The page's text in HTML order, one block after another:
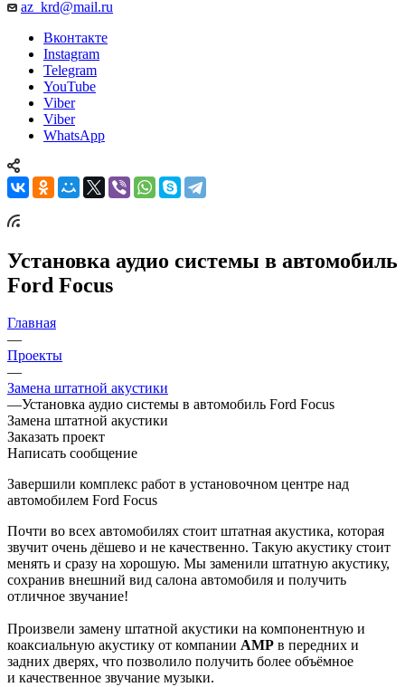
az_krd@mail.ru
Вконтакте
Instagram
Telegram
YouTube
Viber
Viber
WhatsApp
Установка аудио системы в автомобиль
Ford Focus
Главная
—
Проекты
—
Замена штатной акустики
—Установка аудио системы в автомобиль Ford Focus
Замена штатной акустики
Заказать проект
Написать сообщение
Завершили комплекс работ в установочном центре над
автомобилем Ford Focus
Почти во всех автомобилях стоит штатная акустика, которая
звучит очень дёшево и не качественно. Такую акустику стоит
менять и сразу на хорошую. Мы заменили штатную акустику,
сохранив внешний вид салона автомобиля и получить
отличное звучание!
Произвели замену штатной акустики на компонентную и
коаксиальную акустику от компании AMP в передних и
задних дверях, что позволило получить более объёмное
и качественное звучание музыки.